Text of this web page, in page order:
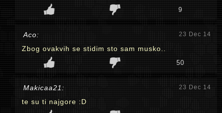
9
Aco: 23 Dec 14
Zbog ovakvih se stidim sto sam musko..
50
Makicaa21: 23 Dec 14
te su ti najgore :D